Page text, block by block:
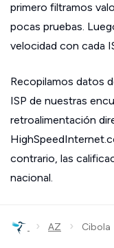
primero filtramos
pocas pruebas.
velocidad con cada
Recopilamos datos
ISP de nuestras
retroalimentación
contrario, las
nacional.
› AZ › Cibola